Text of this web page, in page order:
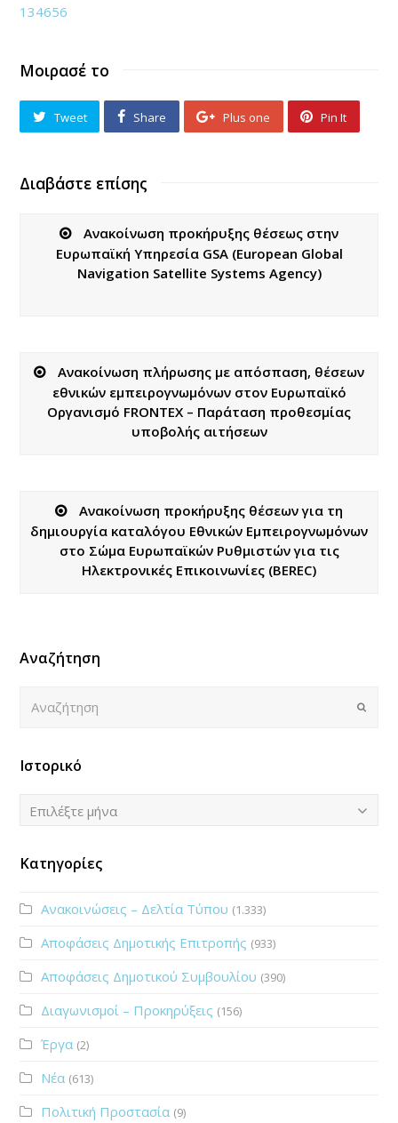
134656
Μοιρασέ το
Tweet Share Plus one Pin It
Διαβάστε επίσης
Ανακοίνωση προκήρυξης θέσεως στην
Ευρωπαϊκή Υπηρεσία GSA (European Global
Navigation Satellite Systems Agency)
Ανακοίνωση πλήρωσης με απόσπαση, θέσεων
εθνικών εμπειρογνωμόνων στον Ευρωπαϊκό
Οργανισμό FRONTEX – Παράταση προθεσμίας
υποβολής αιτήσεων
Ανακοίνωση προκήρυξης θέσεων για τη
δημιουργία καταλόγου Εθνικών Εμπειρογνωμόνων
στο Σώμα Ευρωπαϊκών Ρυθμιστών για τις
Ηλεκτρονικές Επικοινωνίες (BEREC)
Αναζήτηση
Submit
Ιστορικό
Ιστορικό
Επιλέξτε μήνα
Κατηγορίες
Ανακοινώσεις – Δελτία Τύπου (1.333)
Αποφάσεις Δημοτικής Επιτροπής (933)
Αποφάσεις Δημοτικού Συμβουλίου (390)
Διαγωνισμοί – Προκηρύξεις (156)
Έργα (2)
Νέα (613)
Πολιτική Προστασία (9)